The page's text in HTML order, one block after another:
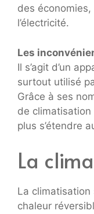
des
l’électricité.
Les
Il s’agit d’un
surtout utilisé
Grâce à ses
de
plus s’étendre
La
La
chaleur